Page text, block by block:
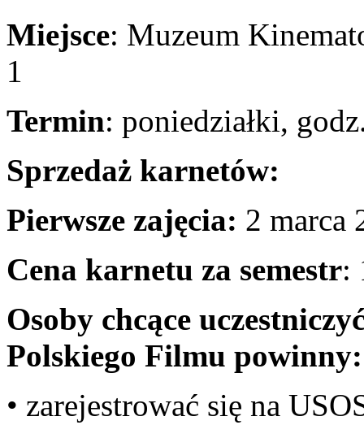
Miejsce: Muzeum
1
Termin: poniedziałki,
Sprzedaż karnetów:
Pierwsze zajęcia: 2 marca
Cena karnetu za semestr:
Osoby chcące
Polskiego Filmu powinny:
• zarejestrować się na